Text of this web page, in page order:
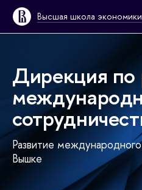
Высшая школа экономики
Дирекция по
Развитие
Вышке